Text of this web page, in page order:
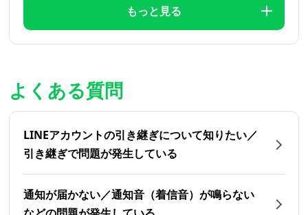
もっと見る
よくある質問
LINEアカウントの引き継ぎについて知りたい／
引き継ぎで問題が発生している
通知が届かない／通知音（着信音）が鳴らない